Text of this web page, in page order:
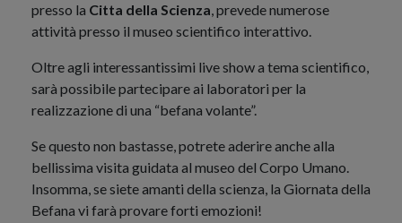
presso la Citta della Scienza, prevede numerose
attività presso il museo scientifico interattivo.
Oltre agli interessantissimi live show a tema scientifico,
sarà possibile partecipare ai laboratori per la
realizzazione di una “befana volante”.
Se questo non bastasse, potrete aderire anche alla
bellissima visita guidata al museo del Corpo Umano.
Insomma, se siete amanti della scienza, la Giornata della
Befana vi farà provare forti emozioni!